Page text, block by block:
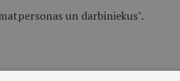
un darbiniekus".